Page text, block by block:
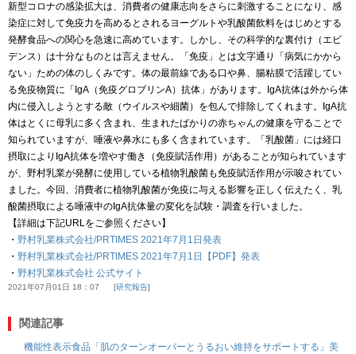
新型コロナの感染拡大は、消費者の健康志向をさらに刺激することになり、感
染症に対して免疫力を高めるとされるヨーグルトや乳酸菌飲料をはじめとする
発酵食品への関心を急速に高めています。しかし、その科学的な裏付け（エビ
デンス）は十分なものとは言えません。「免疫」とは文字通り「病気にかから
ない」ための体のしくみです。体の最前線である口や鼻、腸粘膜で活躍してい
る免疫物質に「IgA（免疫グロブリンA）抗体」があります。IgA抗体は外から体
内に侵入しようとする敵（ウイルスや細菌）を包んで排除してくれます。IgA抗
体はとくに母乳に多く含まれ、生まれたばかりの赤ちゃんの健康を守ることで
知られていますが、唾液や鼻水にも多く含まれています。「乳酸菌」には経口
摂取によりIgA抗体を増やす働き（免疫賦活作用）があることが知られています
が、野村乳業が発酵に使用している植物乳酸菌も免疫賦活作用が示唆されてい
ました。今回、消費者に植物乳酸菌が免疫に与える影響を正しく伝えたく、乳
酸菌摂取による唾液中のIgA抗体量の変化を試験・調査を行いました。
【詳細は下記URLをご参照ください】
・ 野村乳業株式会社/PRTIMES 2021年7月1日発表
・ 野村乳業株式会社/PRTIMES 2021年7月1日【PDF】発表
・ 野村乳業株式会社 公式サイト
2021年07月01日 18：07 研究報告
関連記事
機能性表示食品「肌のターンオーバーとうるおい維持をサポートする」美